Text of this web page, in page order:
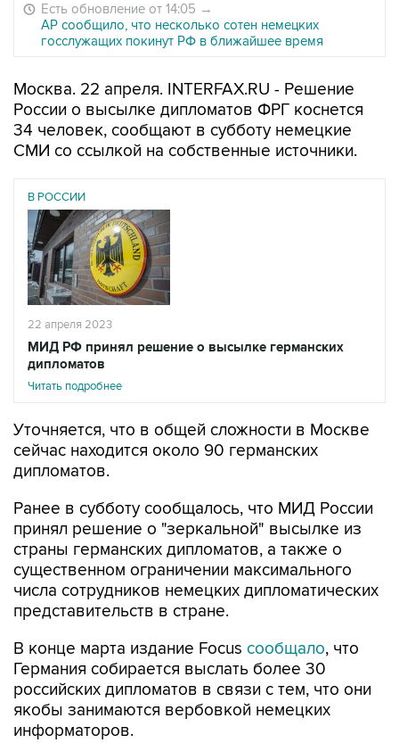
Есть обновление от 14:05 →
AP сообщило, что несколько сотен немецких
госслужащих покинут РФ в ближайшее время
Москва. 22 апреля. INTERFAX.RU - Решение
России о высылке дипломатов ФРГ коснется
34 человек, сообщают в субботу немецкие
СМИ со ссылкой на собственные источники.
В РОССИИ
22 апреля 2023
МИД РФ принял решение о высылке германских
дипломатов
Читать подробнее
Уточняется, что в общей сложности в Москве
сейчас находится около 90 германских
дипломатов.
Ранее в субботу сообщалось, что МИД России
принял решение о "зеркальной" высылке из
страны германских дипломатов, а также о
существенном ограничении максимального
числа сотрудников немецких дипломатических
представительств в стране.
В конце марта издание Focus сообщало, что
Германия собирается выслать более 30
российских дипломатов в связи с тем, что они
якобы занимаются вербовкой немецких
информаторов.